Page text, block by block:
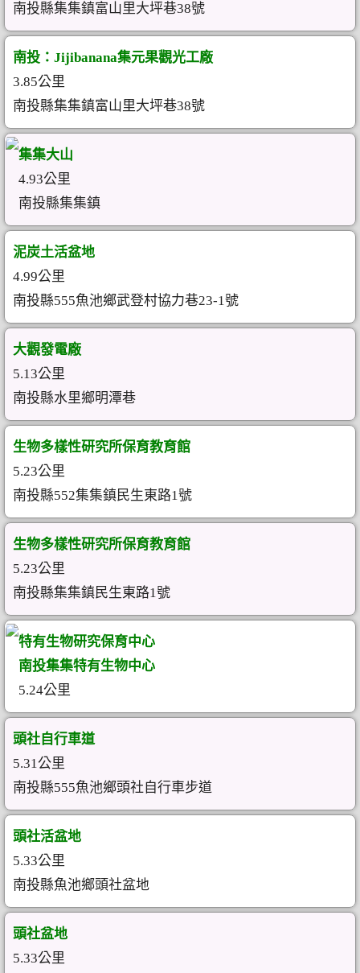
南投縣集集鎮富山里大坪巷38號
南投：Jijibanana集元果觀光工廠
3.85公里
南投縣集集鎮富山里大坪巷38號
集集大山
4.93公里
南投縣集集鎮
泥炭土活盆地
4.99公里
南投縣555魚池鄉武登村協力巷23-1號
大觀發電廠
5.13公里
南投縣水里鄉明潭巷
生物多樣性研究所保育教育館
5.23公里
南投縣552集集鎮民生東路1號
生物多樣性研究所保育教育館
5.23公里
南投縣集集鎮民生東路1號
特有生物研究保育中心
南投集集特有生物中心
5.24公里
頭社自行車道
5.31公里
南投縣555魚池鄉頭社自行車步道
頭社活盆地
5.33公里
南投縣魚池鄉頭社盆地
頭社盆地
5.33公里